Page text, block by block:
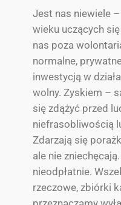
Jest nas niewiele
wieku uczących
nas poza
normalne,
inwestycją w
wolny. Zyskiem –
się zdążyć przed
niefrasobliwością
Zdarzają się
ale nie
nieodpłatnie.
rzeczowe, zbiórki